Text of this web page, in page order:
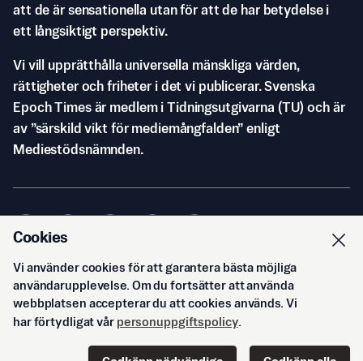
att de är sensationella utan för att de har betydelse i
ett långsiktigt perspektiv.
Vi vill upprätthålla universella mänskliga värden,
rättigheter och friheter i det vi publicerar. Svenska
Epoch Times är medlem i Tidningsutgivarna (TU) och är
av ”särskild vikt för mediemångfalden” enligt
Mediestödsnämnden.
© Svenska Epoch Times AB2026
Cookies
Vi använder cookies för att garantera bästa möjliga
användarupplevelse. Om du fortsätter att använda
webbplatsen accepterar du att cookies används. Vi
har förtydligat vår personuppgiftspolicy.